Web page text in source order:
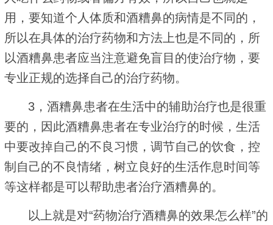
用，要知道个人体质和酒糟鼻的病情是不同的，
所以在具体的治疗药物和方法上也是不同的，所
以酒糟鼻患者应当注意避免盲目的使治疗物，要
专业正规的选择自己的治疗药物。
3，酒糟鼻患者在生活中的辅助治疗也是很重
要的，因此酒糟鼻患者在专业治疗的时候，生活
中要改掉自己的不良习惯，调节自己的饮食，控
制自己的不良情绪，树立良好的生活作息时间等
等这样都是可以帮助患者治疗酒糟鼻的。
以上就是对“药物治疗酒糟鼻的效果怎么样”的